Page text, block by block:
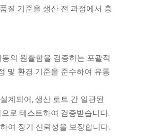
질 기준을 생산 전 과정에서 충
의 원활함을 검증하는 포괄적
및 환경 기준을 준수하여 유통
계되어, 생산 로트 간 일관된
로 테스트하여 검증받습니다.
여 장기 신뢰성을 보장합니다.